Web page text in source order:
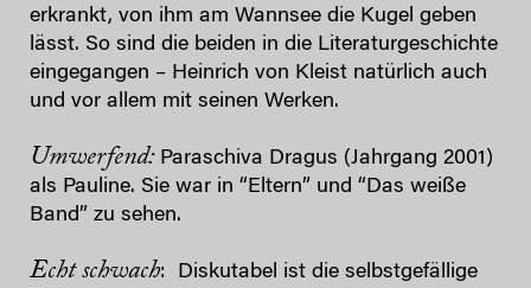
erkrankt, von ihm am Wannsee die Kugel geben
lässt. So sind die beiden in die Literaturgeschichte
eingegangen – Heinrich von Kleist natürlich auch
und vor allem mit seinen Werken.
Umwerfend: Paraschiva Dragus (Jahrgang 2001)
als Pauline. Sie war in “Eltern” und “Das weiße
Band” zu sehen.
Echt schwach: Diskutabel ist die selbstgefällige